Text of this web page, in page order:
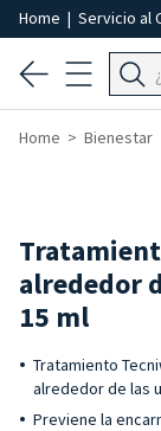
Home | Servicio al
Home Bienestar
alrededor
15 ml
Tratamiento
alrededor de las
Previene la